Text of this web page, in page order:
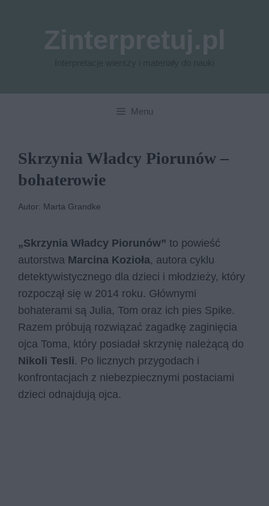
Menu
Skrzynia Władcy Piorunów –
bohaterowie
Autor: Marta Grandke
„Skrzynia Władcy Piorunów” to powieść
autorstwa Marcina Kozioła, autora cyklu
detektywistycznego dla dzieci i młodzieży, który
rozpoczął się w 2014 roku. Głównymi
bohaterami są Julia, Tom oraz ich pies Spike.
Razem próbują rozwiązać zagadkę zaginięcia
ojca Toma, który posiadał skrzynię należącą do
Nikoli Tesli. Po licznych przygodach i
konfrontacjach z niebezpiecznymi postaciami
dzieci odnajdują ojca.